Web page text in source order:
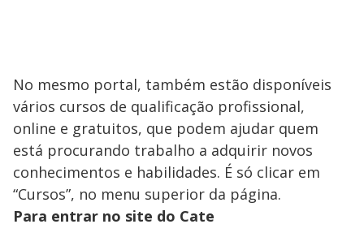
No mesmo portal, também estão disponíveis
vários cursos de qualificação profissional,
online e gratuitos, que podem ajudar quem
está procurando trabalho a adquirir novos
conhecimentos e habilidades. É só clicar em
“Cursos”, no menu superior da página.
Para entrar no site do Cate